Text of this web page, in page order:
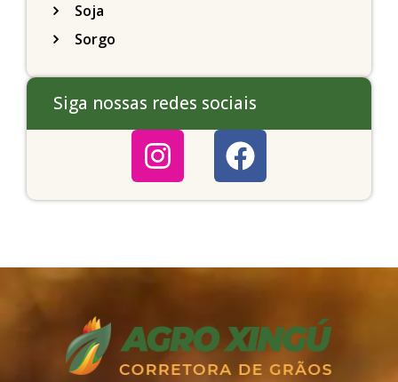
Soja
Sorgo
Siga nossas redes sociais